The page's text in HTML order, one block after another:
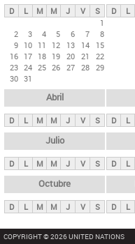
s
p
n
c
i
p
l
e
s
D L M M J V
S
1
2
3 4 5 6 7
8
9 10 11 12 13 14
15
16 17 18 19 20 21
22
23 24 25 26 27 28 29
30 31
D L
Abril
D L M M J V S D L
Julio
D L M M J V S D L
Octubre
D L M M J V S D L
COPYRIGHT © 2026 UNITED NATIONS